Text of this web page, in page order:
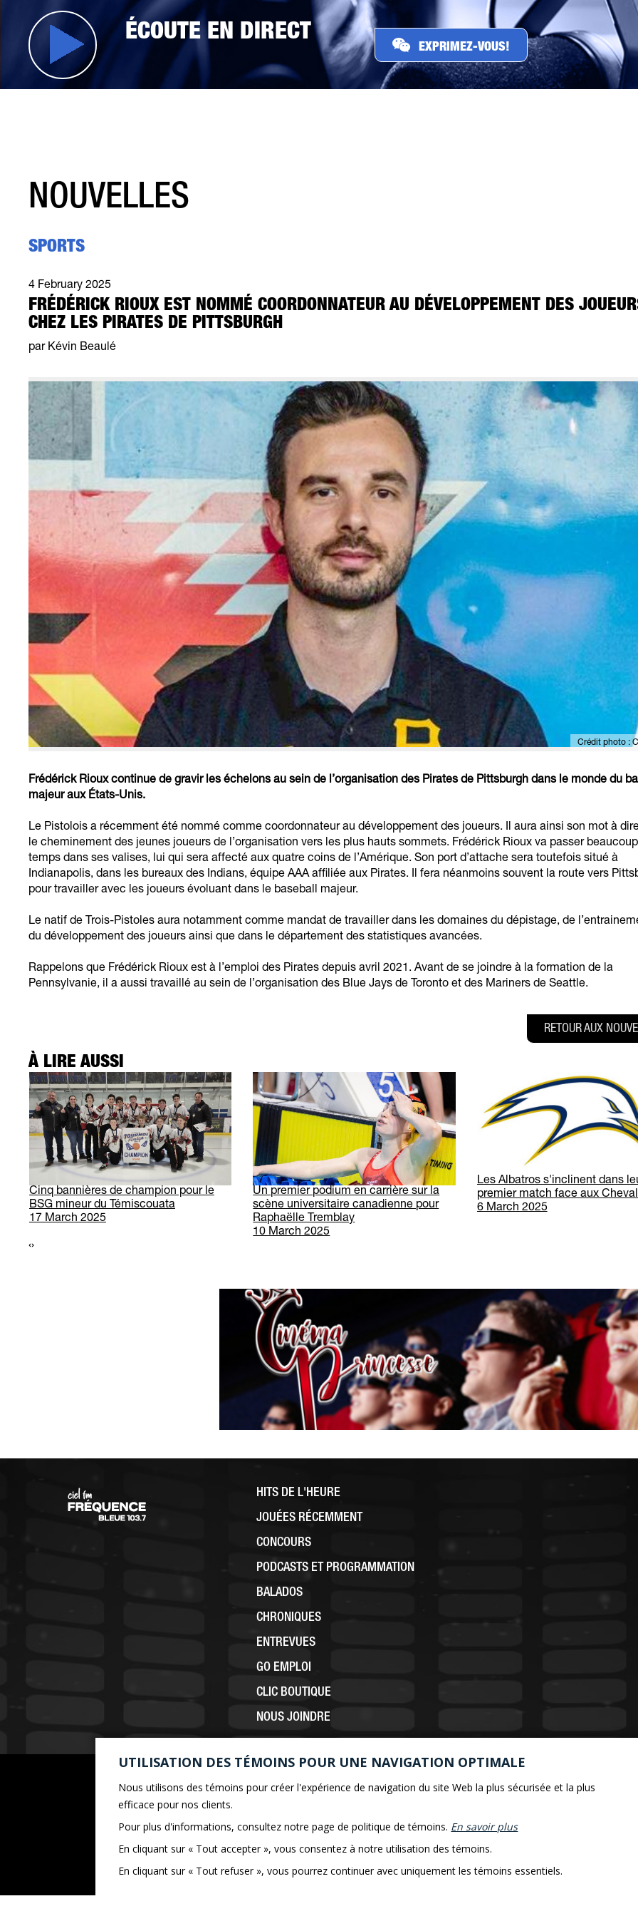
ÉCOUTE EN DIRECT
EXPRIMEZ-VOUS!
PAR TÉLÉPHONE
PAR COURRIEL
NOUVELLES
SPORTS
4 February 2025
FRÉDÉRICK RIOUX EST NOMMÉ COORDONNATEUR AU DÉVELOPPEMENT DES
CHEZ LES PIRATES DE PITTSBURGH
par Kévin Beaulé
Crédit photo :
Frédérick Rioux continue de gravir les échelons au sein de l’organisation des Pirates de Pittsburgh dans le monde du
majeur aux États-Unis.
Le Pistolois a récemment été nommé comme coordonnateur au développement des joueurs. Il aura ainsi son mot à
le cheminement des jeunes joueurs de l’organisation vers les plus hauts sommets. Frédérick Rioux va passer
temps dans ses valises, lui qui sera affecté aux quatre coins de l’Amérique. Son port d’attache sera toutefois situé à
Indianapolis, dans les bureaux des Indians, équipe AAA affiliée aux Pirates. Il fera néanmoins souvent la route vers
pour travailler avec les joueurs évoluant dans le baseball majeur.
Le natif de Trois-Pistoles aura notamment comme mandat de travailler dans les domaines du dépistage, de
du développement des joueurs ainsi que dans le département des statistiques avancées.
Rappelons que Frédérick Rioux est à l’emploi des Pirates depuis avril 2021. Avant de se joindre à la formation de la
Pennsylvanie, il a aussi travaillé au sein de l’organisation des Blue Jays de Toronto et des Mariners de Seattle.
RETOUR AUX
À LIRE AUSSI
Cinq bannières de champion pour le
BSG mineur du Témiscouata
17 March 2025
Un premier podium en carrière sur la
scène universitaire canadienne pour
Raphaëlle Tremblay
10 March 2025
Les Albatros s'inclinent dans
premier match face aux
6 March 2025
‹›
HITS DE L'HEURE
JOUÉES RÉCEMMENT
CONCOURS
PODCASTS ET PROGRAMMATION
BALADOS
CHRONIQUES
ENTREVUES
GO EMPLOI
CLIC BOUTIQUE
NOUS JOINDRE
UTILISATION DES TÉMOINS POUR UNE NAVIGATION OPTIMALE
Nous utilisons des témoins pour créer l'expérience de navigation du site Web la plus sécurisée et la plus
efficace pour nos clients.
Pour plus d'informations, consultez notre page de politique de témoins. En savoir plus
En cliquant sur « Tout accepter », vous consentez à notre utilisation des témoins.
En cliquant sur « Tout refuser », vous pourrez continuer avec uniquement les témoins essentiels.